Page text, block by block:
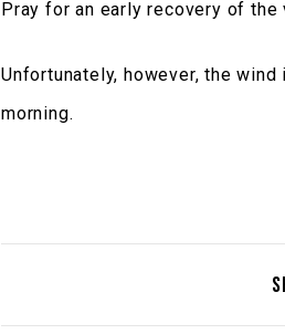
Pray for an early recovery of the
Unfortunately, however, the
morning.